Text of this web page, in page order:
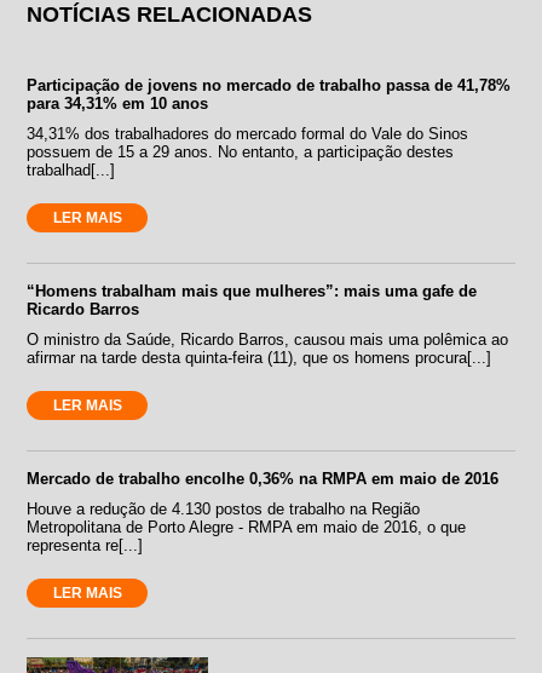
NOTÍCIAS RELACIONADAS
Participação de jovens no mercado de trabalho passa de 41,78%
para 34,31% em 10 anos
34,31% dos trabalhadores do mercado formal do Vale do Sinos
possuem de 15 a 29 anos. No entanto, a participação destes
trabalhad[...]
LER MAIS
“Homens trabalham mais que mulheres”: mais uma gafe de
Ricardo Barros
O ministro da Saúde, Ricardo Barros, causou mais uma polêmica ao
afirmar na tarde desta quinta-feira (11), que os homens procura[...]
LER MAIS
Mercado de trabalho encolhe 0,36% na RMPA em maio de 2016
Houve a redução de 4.130 postos de trabalho na Região
Metropolitana de Porto Alegre - RMPA em maio de 2016, o que
representa re[...]
LER MAIS